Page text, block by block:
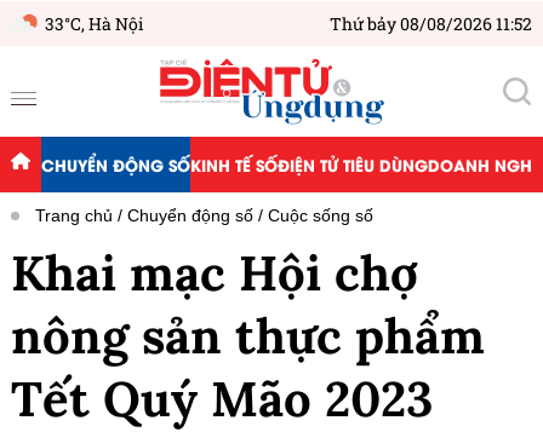
33°C,Hà Nội Thứ bảy 08/08/2026 11:52
CHUYỂN ĐỘNG SỐKINH TẾ SỐĐIỆN TỬ TIÊU DÙNGDOANH
Trang chủ Chuyển động số Cuộc sống số
Khai mạc Hội chợ
nông sản thực phẩm
Tết Quý Mão 2023